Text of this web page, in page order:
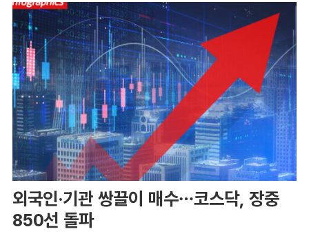
외국인·기관 쌍끌이 매수…코스닥, 장중
850선 돌파